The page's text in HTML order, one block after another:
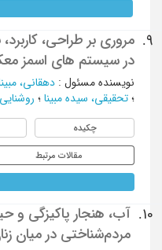
9.
مروری بر طراحی،
در سیستم های اسمز
نویسنده مسئول : دهقانی، مبینا
؛ تحقیقی، سیده مبینا؛
چکیده
مقالات مرتبط
10.
آب، هنجار پاکیزگی و
مردم‌شناختی در میان